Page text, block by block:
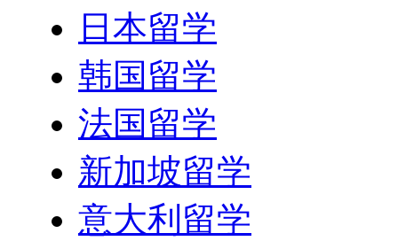
日本留学
韩国留学
法国留学
新加坡留学
意大利留学